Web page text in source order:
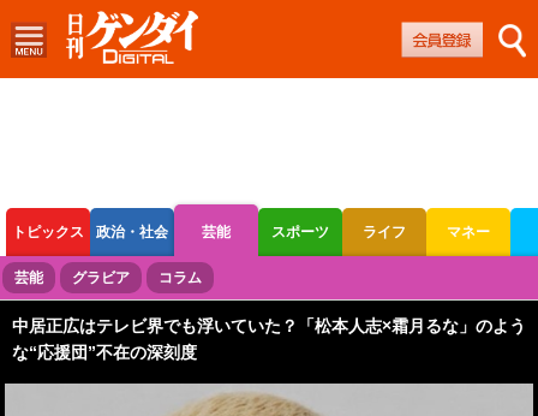
トピックス 政治・社会 芸能 スポーツ ライフ マネー
ボートレース 競輪 オートレース
芸能 グラビア コラム
中居正広はテレビ界でも浮いていた？「松本人志×霜月るな」のよう
な“応援団”不在の深刻度